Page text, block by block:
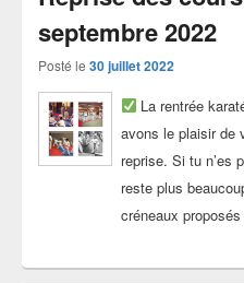
septembre 2022
Posté le 30 juillet 2022
La rentrée
avons le plaisir de
reprise. Si tu n’es
reste plus
créneaux